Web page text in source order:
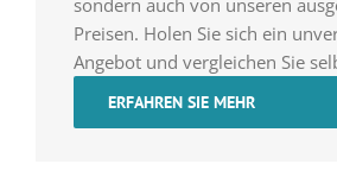
Preisen. Holen Sie sich ein
Angebot und vergleichen Sie
ERFAHREN SIE MEHR